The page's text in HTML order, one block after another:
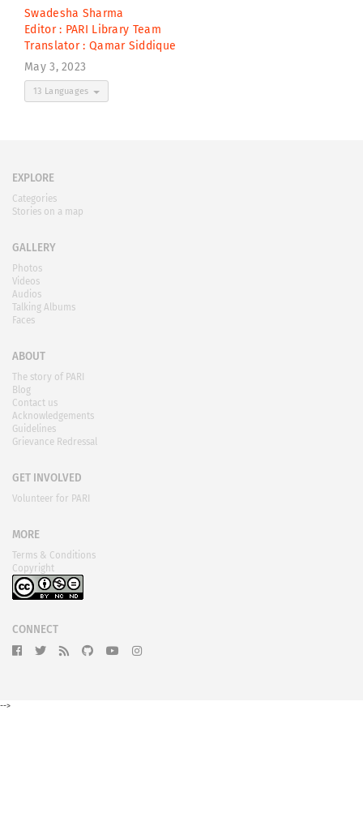
Swadesha Sharma
Editor : PARI Library Team
Translator : Qamar Siddique
May 3, 2023
13 Languages
EXPLORE
Categories
Stories on a map
GALLERY
Photos
Videos
Audios
Talking Albums
Faces
ABOUT
The story of PARI
Blog
Contact us
Acknowledgements
Guidelines
Grievance Redressal
GET INVOLVED
Volunteer for PARI
MORE
Terms & Conditions
Copyright
CONNECT
-->